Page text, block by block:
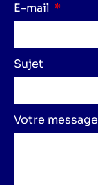
E-mail
Sujet
Votre message